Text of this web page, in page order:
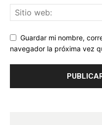
Guardar mi nombre,
navegador la próxima vez